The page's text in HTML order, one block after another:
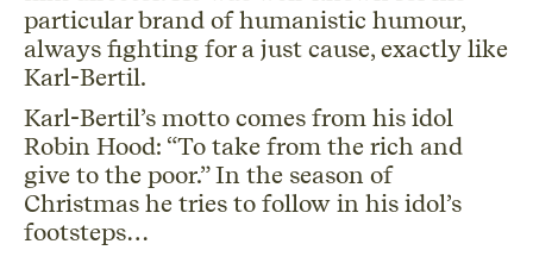
particular brand of humanistic humour,
always fighting for a just cause, exactly like
Karl-Bertil.
Karl-Bertil’s motto comes from his idol
Robin Hood: “To take from the rich and
give to the poor.” In the season of
Christmas he tries to follow in his idol’s
footsteps…